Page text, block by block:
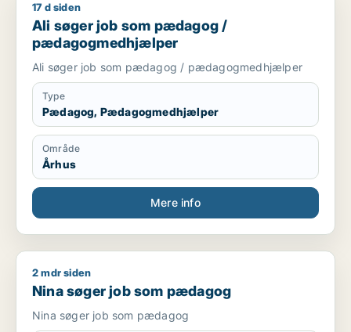
Ali søger job som pædagog / pædagogmedhjælper
17 d siden
Ali søger job som pædagog /
pædagogmedhjælper
Ali søger job som pædagog / pædagogmedhjælper
Type
Pædagog, Pædagogmedhjælper
Område
Århus
Mere info
Nina søger job som pædagog
2 mdr siden
Nina søger job som pædagog
Nina søger job som pædagog